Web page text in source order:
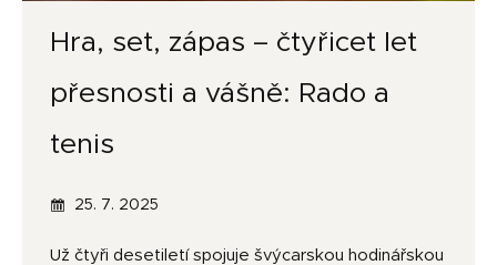
Hra, set, zápas – čtyřicet let
přesnosti a vášně: Rado a
tenis
25. 7. 2025
Už čtyři desetiletí spojuje švýcarskou hodinářskou